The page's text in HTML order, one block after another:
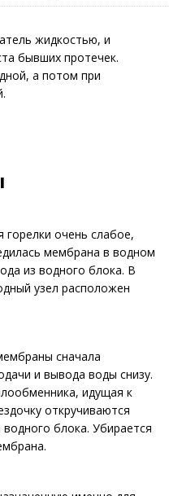
жидкостью, и
бывших протечек.
а потом при
горелки очень слабое,
мембрана в водном
из водного блока. В
узел расположен
сначала
и вывода воды снизу.
идущая к
откручиваются
блока. Убирается